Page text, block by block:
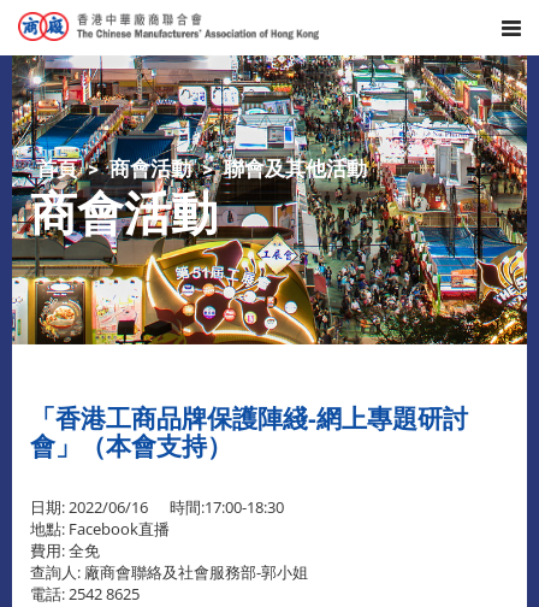
首頁 商會活動 聯會及其他活動
商會活動
「香港工商品牌保護陣綫-網上專題研討
會」（本會支持）
日期: 2022/06/16 時間:17:00-18:30
地點: Facebook直播
費用: 全免
查詢人: 廠商會聯絡及社會服務部-郭小姐
電話: 2542 8625